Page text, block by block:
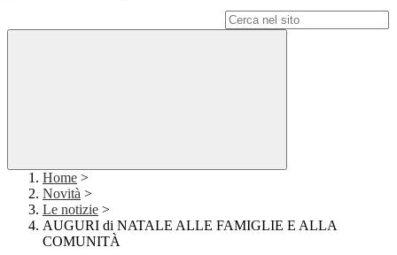
Home >
Novità >
Le notizie >
AUGURI di NATALE ALLE FAMIGLIE E ALLA
COMUNITÀ